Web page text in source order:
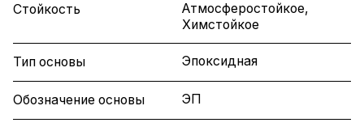
Стойкость
Атмосферостойкое,
Химстойкое
Тип основы Эпоксидная
Обозначение основы ЭП